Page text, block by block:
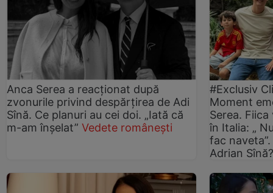
Anca Serea a reacționat după
zvonurile privind despărțirea de Adi
Sînă. Ce planuri au cei doi. „Iată că
m-am înșelat” Vedete românești
#Exclusiv
Moment
Serea.
în Italia: „
fac
Adrian